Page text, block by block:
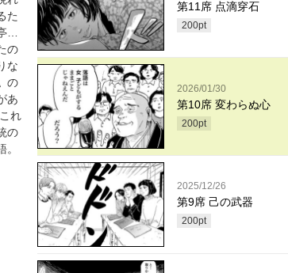
た
…
の
な
の
あ
れ
の
第11席 点滴穿石
200pt
2026/01/30
第10席 変わらぬ心
200pt
2025/12/26
第9席 己の武器
200pt